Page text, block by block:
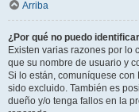
Arriba
¿Por qué no puedo
Existen varias razones por lo
que su nombre de usuario y
Si lo están, comuníquese
sido excluido. También es
dueño y/o tenga fallos en la